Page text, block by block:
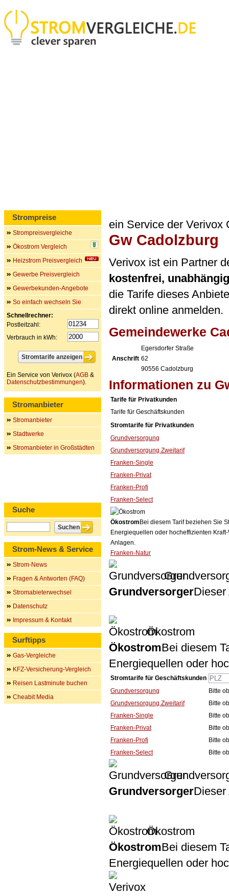
ein Service der Verivox
Gw Cadolzburg
Verivox ist ein Partner
kostenfrei,
die Tarife dieses
direkt online anmelden.
Gemeindewerke
Anschrift
Egersdorfer Straße
62
90556 Cadolzburg
Informationen zu
Tarife für Privatkunden
Tarife für Geschäftskunden
Stromtarife für Privatkunden
Grundversorgung
Grundversorgung Zweitarif
Franken-Single
Franken-Privat
Franken-Profi
Franken-Select
Ökostrom Bei diesem Tarif beziehen Sie
Energiequellen oder hocheffizienten
Anlagen.
Franken-Natur
GrundversorgerDieser
Ökostrom
ÖkostromBei diesem
Energiequellen oder
Stromtarife für Geschäftskunden
Grundversorgung
Bitte
Grundversorgung Zweitarif
Bitte
Franken-Single
Bitte
Franken-Privat
Bitte
Franken-Profi
Bitte
Franken-Select
Bitte
GrundversorgerDieser
Ökostrom
ÖkostromBei diesem
Energiequellen oder
Strompreise
Strompreisvergleiche
Ökostrom Vergleich
Heizstrom Preisvergleich
Gewerbe Preisvergleich
Gewerbekunden-Angebote
So einfach wechseln Sie
Schnellrechner:
Postleitzahl:
Verbrauch in kWh:
Ein Service von Verivox (AGB &
Datenschutzbestimmungen).
Stromanbieter
Stromanbieter
Stadtwerke
Stromanbieter in Großstädten
Suche
Strom-News & Service
Strom-News
Fragen & Antworten (FAQ)
Stromabieterwechsel
Datenschutz
Impressum & Kontakt
Surftipps
Gas-Vergleiche
KFZ-Versicherung-Vergleich
Reisen Lastminute buchen
Cheabit Media